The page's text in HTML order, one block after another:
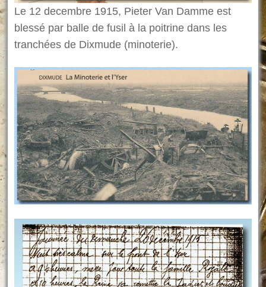
Le 12 decembre 1915, Pieter Van Damme est
blessé par balle de fusil à la poitrine dans les
tranchées de Dixmude (minoterie).